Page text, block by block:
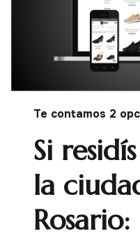
Te contamos 2
Si
la
Rosario: